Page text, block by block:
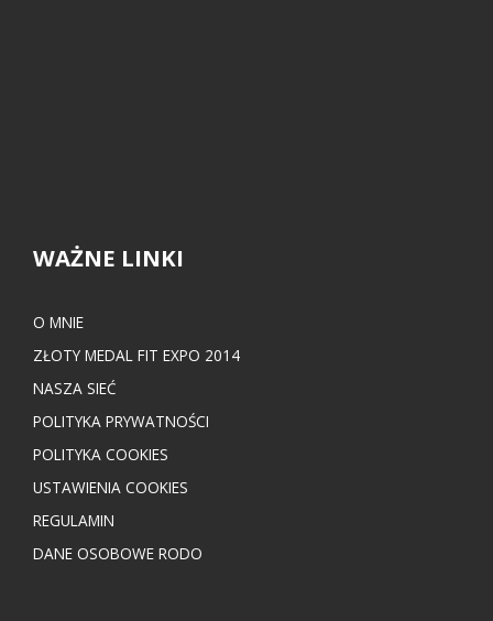
WAŻNE LINKI
O MNIE
ZŁOTY MEDAL FIT EXPO 2014
NASZA SIEĆ
POLITYKA PRYWATNOŚCI
POLITYKA COOKIES
USTAWIENIA COOKIES
REGULAMIN
DANE OSOBOWE RODO